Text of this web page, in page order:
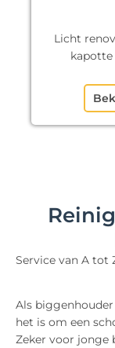
Licht
kapotte
Service van A tot
Als
het is om een
Zeker voor jonge